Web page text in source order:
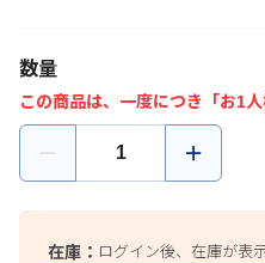
数量
この商品は、一度につき「お1人
在庫： ログイン後、在庫が表